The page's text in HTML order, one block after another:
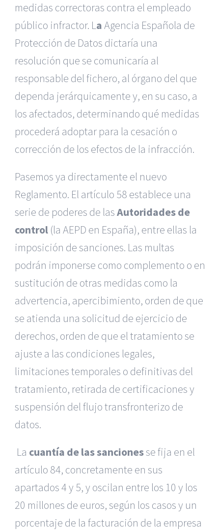
medidas correctoras contra el empleado
público infractor. LaAgencia Española de
Protección de Datos dictaría una
resolución que se comunicaría al
responsable del fichero, al órgano del que
dependa jerárquicamente y, en su caso, a
los afectados, determinando qué medidas
procederá adoptar para la cesación o
corrección de los efectos de la infracción.
Pasemos ya directamente el nuevo
Reglamento. El artículo 58 establece una
serie de poderes de lasAutoridades de
control (la AEPD en España), entre ellas la
imposición de sanciones. Las multas
podrán imponerse como complemento o en
sustitución de otras medidas como la
advertencia, apercibimiento, orden de que
se atienda una solicitud de ejercicio de
derechos, orden de que el tratamiento se
ajuste a las condiciones legales,
limitaciones temporales o definitivas del
tratamiento, retirada de certificaciones y
suspensión del flujo transfronterizo de
datos.
La cuantía de las sancionesse fija en el
artículo 84, concretamente en sus
apartados 4 y 5, y oscilan entre los 10 y los
20 millones de euros, según los casos y un
porcentaje de la facturación de la empresa